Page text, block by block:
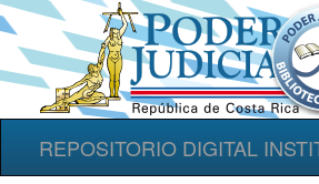
REPOSITORIO DIGITAL